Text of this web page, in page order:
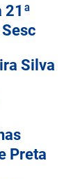
21ª
Silva
Preta